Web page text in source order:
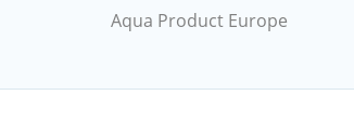
Aqua Product Europe